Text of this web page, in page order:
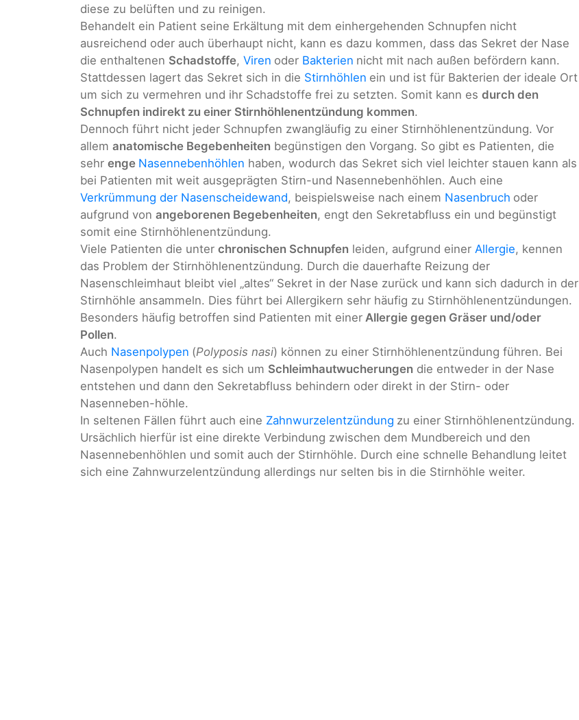
diese zu belüften und zu reinigen.
Behandelt ein Patient seine Erkältung mit dem einhergehenden Schnupfen nicht
ausreichend oder auch überhaupt nicht, kann es dazu kommen, dass das Sekret der Nase
die enthaltenen Schadstoffe, Viren oder Bakterien nicht mit nach außen befördern kann.
Stattdessen lagert das Sekret sich in die Stirnhöhlen ein und ist für Bakterien der ideale Ort
um sich zu vermehren und ihr Schadstoffe frei zu setzten. Somit kann es durch den
Schnupfen indirekt zu einer Stirnhöhlenentzündung kommen.
Dennoch führt nicht jeder Schnupfen zwangläufig zu einer Stirnhöhlenentzündung. Vor
allem anatomische Begebenheiten begünstigen den Vorgang. So gibt es Patienten, die
sehr enge Nasennebenhöhlen haben, wodurch das Sekret sich viel leichter stauen kann als
bei Patienten mit weit ausgeprägten Stirn-und Nasennebenhöhlen. Auch eine
Verkrümmung der Nasenscheidewand, beispielsweise nach einem Nasenbruch oder
aufgrund von angeborenen Begebenheiten, engt den Sekretabfluss ein und begünstigt
somit eine Stirnhöhlenentzündung.
Viele Patienten die unter chronischen Schnupfen leiden, aufgrund einer Allergie, kennen
das Problem der Stirnhöhlenentzündung. Durch die dauerhafte Reizung der
Nasenschleimhaut bleibt viel „altes“ Sekret in der Nase zurück und kann sich dadurch in der
Stirnhöhle ansammeln. Dies führt bei Allergikern sehr häufig zu Stirnhöhlenentzündungen.
Besonders häufig betroffen sind Patienten mit einer Allergie gegen Gräser und/oder
Pollen.
Auch Nasenpolypen (Polyposis nasi) können zu einer Stirnhöhlenentzündung führen. Bei
Nasenpolypen handelt es sich um Schleimhautwucherungen die entweder in der Nase
entstehen und dann den Sekretabfluss behindern oder direkt in der Stirn- oder
Nasenneben-höhle.
In seltenen Fällen führt auch eine Zahnwurzelentzündung zu einer Stirnhöhlenentzündung.
Ursächlich hierfür ist eine direkte Verbindung zwischen dem Mundbereich und den
Nasennebenhöhlen und somit auch der Stirnhöhle. Durch eine schnelle Behandlung leitet
sich eine Zahnwurzelentzündung allerdings nur selten bis in die Stirnhöhle weiter.